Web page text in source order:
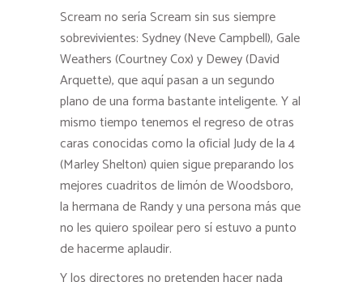
Scream no sería Scream sin sus siempre
sobrevivientes: Sydney (Neve Campbell), Gale
Weathers (Courtney Cox) y Dewey (David
Arquette), que aquí pasan a un segundo
plano de una forma bastante inteligente. Y al
mismo tiempo tenemos el regreso de otras
caras conocidas como la oficial Judy de la 4
(Marley Shelton) quien sigue preparando los
mejores cuadritos de limón de Woodsboro,
la hermana de Randy y una persona más que
no les quiero spoilear pero sí estuvo a punto
de hacerme aplaudir.